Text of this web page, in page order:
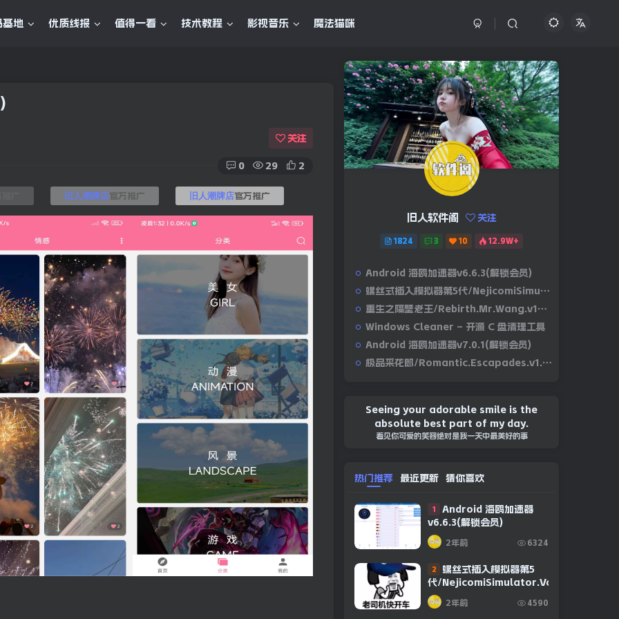
基地 优质线报 值得一看 技术教程 影视音乐 魔法猫咪
关注
0 29 2
旧人潮牌店官方推广 旧人潮牌店官方推广
旧人软件阁 关注
1824 3 10 12.9W+
Android 海鸥加速器v6.6.3(解锁会员)
螺丝式插入模拟器第5代/NejicomiSimulator.Vol.5.v1.0.2
重生之隔壁老王/Rebirth.Mr.Wang.v10032020
Windows Cleaner – 开源 C 盘清理工具
Android 海鸥加速器v7.0.1(解锁会员)
极品采花郎/Romantic.Escapades.v1.2.1
Seeing your adorable smile is the
absolute best part of my day.
看见你可爱的笑容绝对是我一天中最美好的事
热门推荐 最近更新 猜你喜欢
1
Android 海鸥加速器
v6.6.3(解锁会员)
2年前 6324
2
螺丝式插入模拟器第5
代/NejicomiSimulator.Vol.5.v1.0.2
2年前 4590